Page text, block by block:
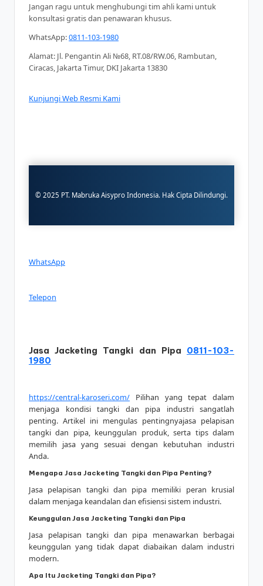
Jangan ragu untuk menghubungi tim ahli kami untuk
konsultasi gratis dan penawaran khusus.
WhatsApp:0811-103-1980
Alamat: Jl. Pengantin Ali №68, RT.08/RW.06, Rambutan,
Ciracas, Jakarta Timur, DKI Jakarta 13830
Kunjungi Web Resmi Kami
© 2025 PT. Mabruka Aisypro Indonesia. Hak Cipta Dilindungi.
WhatsApp
Telepon
Jasa Jacketing Tangki dan Pipa 0811-103-
1980
https://central-karoseri.com/ Pilihan yang tepat dalam
menjaga kondisi tangki dan pipa industri sangatlah
penting. Artikel ini mengulas pentingnyajasa pelapisan
tangki dan pipa, keunggulan produk, serta tips dalam
memilih jasa yang sesuai dengan kebutuhan industri
Anda.
Mengapa Jasa Jacketing Tangki dan Pipa Penting?
Jasa pelapisan tangki dan pipa memiliki peran krusial
dalam menjaga keandalan dan efisiensi sistem industri.
Keunggulan Jasa Jacketing Tangki dan Pipa
Jasa pelapisan tangki dan pipa menawarkan berbagai
keunggulan yang tidak dapat diabaikan dalam industri
modern.
Apa Itu Jacketing Tangki dan Pipa?